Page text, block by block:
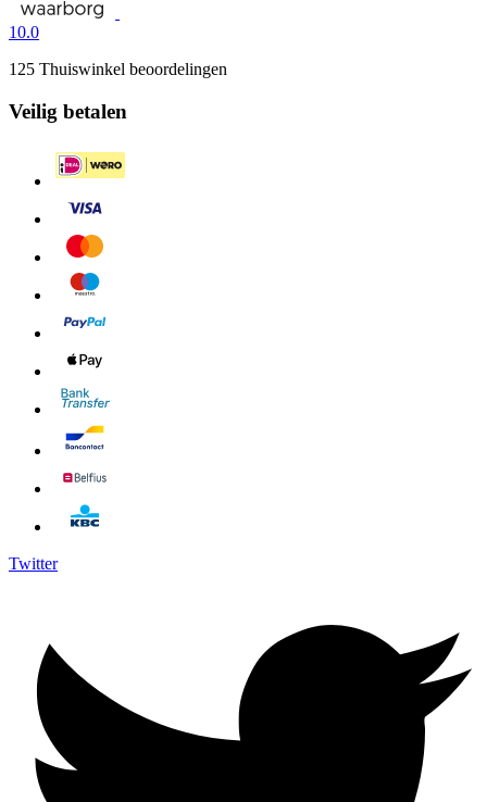
10.0
125 Thuiswinkel beoordelingen
Veilig betalen
Twitter